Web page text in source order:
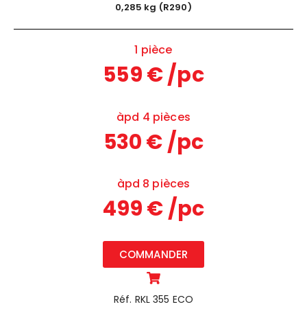
0,285 kg (R290)
1 pièce
559 € /pc
àpd 4 pièces
530 € /pc
àpd 8 pièces
499 € /pc
COMMANDER
Réf. RKL 355 ECO